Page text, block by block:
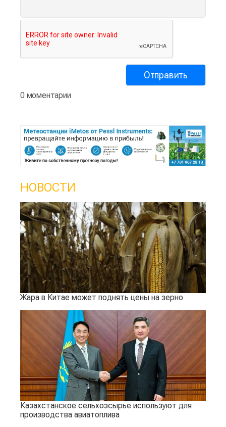
0 моментарии
НОВОСТИ
Жара в Китае может поднять цены на зерно
Казахстанское сельхозсырье используют для
производства авиатоплива